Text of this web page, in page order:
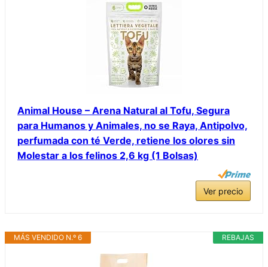
Animal House – Arena Natural al Tofu, Segura
para Humanos y Animales, no se Raya, Antipolvo,
perfumada con té Verde, retiene los olores sin
Molestar a los felinos 2,6 kg (1 Bolsas)
Ver precio
REBAJAS
MÁS VENDIDO N.º 6